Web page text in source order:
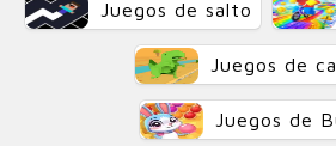
Juegos de salto
Juegos de
Juegos de